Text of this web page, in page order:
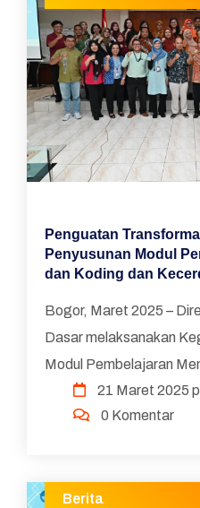
Penguatan
Penyusunan Modul
dan Koding dan
Bogor, Maret 2025 –
Dasar melaksanakan
Modul Pembelajaran
dan Kecerdasan
dari upaya mening...
21 Maret 2025
0 Komentar
Berita